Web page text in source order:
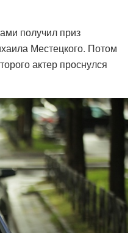
получил приз
Местецкого. Потом
актер проснулся